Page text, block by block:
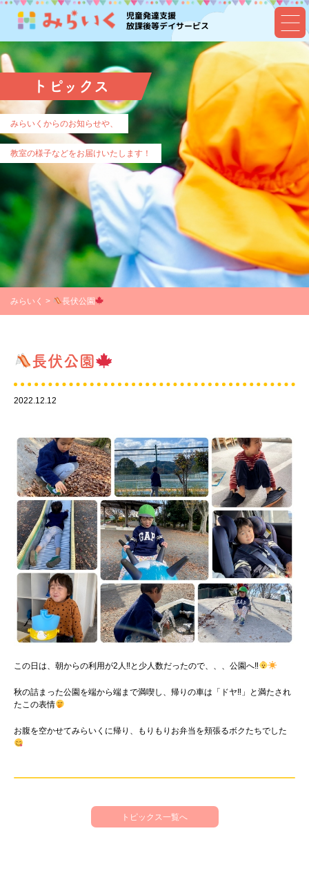
児童発達支援
放課後等デイサービス
トピックス
みらいくからのお知らせや、
教室の様子などをお届けいたします！
みらいく > 長伏公園
長伏公園
2022.12.12
この日は、朝からの利用が2人‼︎と少人数だったので、、、公園へ‼︎
秋の詰まった公園を端から端まで満喫し、帰りの車は「ドヤ‼︎」と満たされ
たこの表情
お腹を空かせてみらいくに帰り、もりもりお弁当を頬張るボクたちでした
トピックス一覧へ